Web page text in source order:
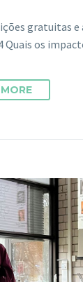
gratuitas e
Quais os